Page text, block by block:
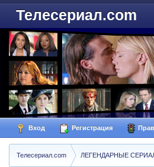
Телесериал.com
Вход Регистрация
Телесериал.com ЛЕГЕНДАРНЫЕ